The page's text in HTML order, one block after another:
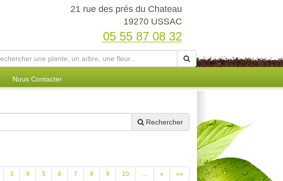
21 rue des prés du Chateau
19270 USSAC
05 55 87 08 32
Nous Contacter
Rechercher
3 4 5 6 7 8 9 10 … » »»